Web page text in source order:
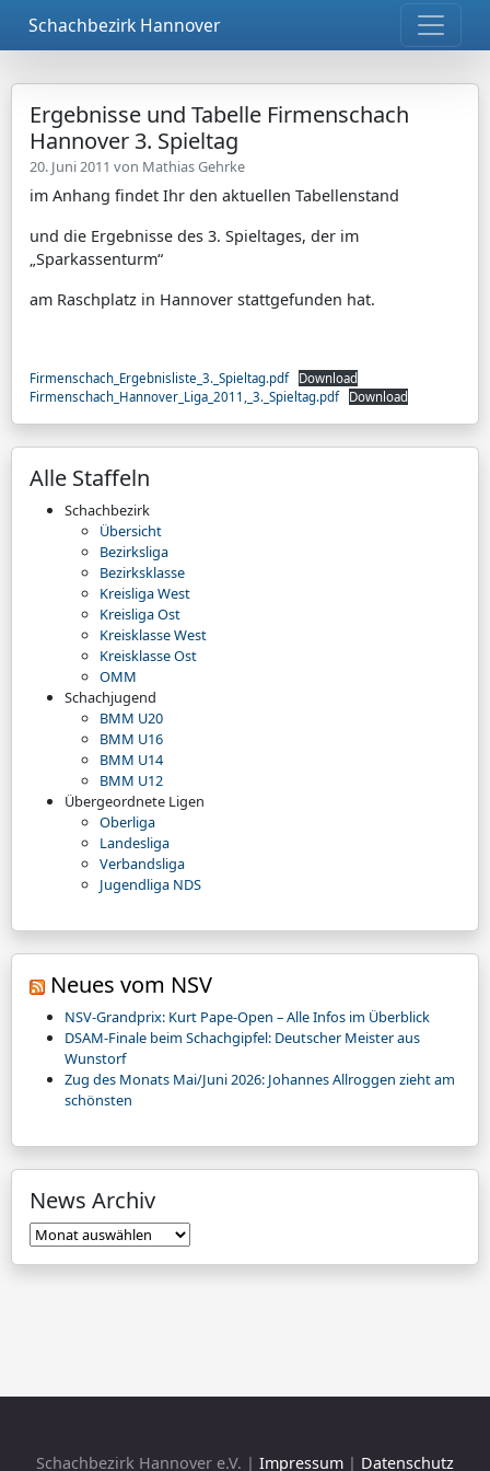
Schachbezirk Hannover
Ergebnisse und Tabelle Firmenschach
Hannover 3. Spieltag
20. Juni 2011 von Mathias Gehrke
im Anhang findet Ihr den aktuellen Tabellenstand
und die Ergebnisse des 3. Spieltages, der im
„Sparkassenturm“
am Raschplatz in Hannover stattgefunden hat.
Firmenschach_Ergebnisliste_3._Spieltag.pdf
Download
Firmenschach_Hannover_Liga_2011,_3._Spieltag.pdf
Download
Alle Staffeln
Schachbezirk
Übersicht
Bezirksliga
Bezirksklasse
Kreisliga West
Kreisliga Ost
Kreisklasse West
Kreisklasse Ost
OMM
Schachjugend
BMM U20
BMM U16
BMM U14
BMM U12
Übergeordnete Ligen
Oberliga
Landesliga
Verbandsliga
Jugendliga NDS
Neues vom NSV
NSV-Grandprix: Kurt Pape-Open – Alle Infos im Überblick
DSAM-Finale beim Schachgipfel: Deutscher Meister aus
Wunstorf
Zug des Monats Mai/Juni 2026: Johannes Allroggen zieht am
schönsten
News Archiv
News
Archiv
Schachbezirk Hannover e.V. | Impressum | Datenschutz